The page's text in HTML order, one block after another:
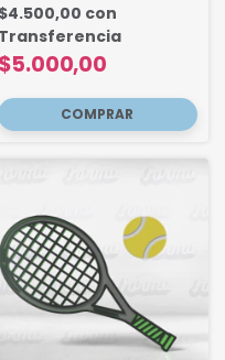
$5.000,00
$4.500,00 con
Transferencia